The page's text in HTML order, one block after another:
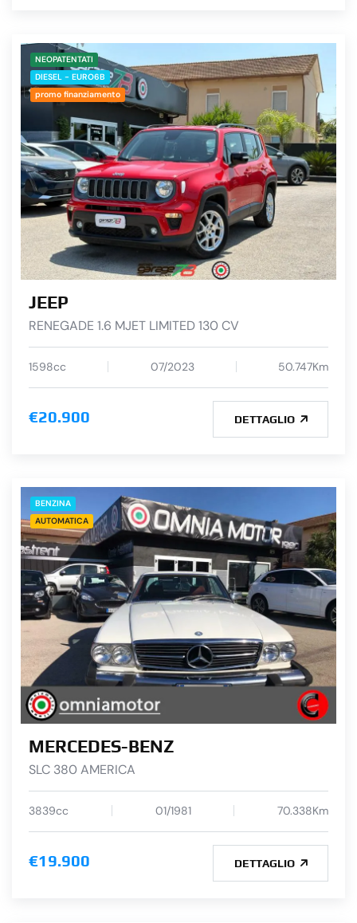
NEOPATENTATI
DIESEL - EURO6B
promo finanziamento
JEEP
RENEGADE 1.6 MJET LIMITED 130 CV
1598cc 07/2023 50.747Km
€20.900 DETTAGLIO
BENZINA
AUTOMATICA
MERCEDES-BENZ
SLC 380 AMERICA
3839cc 01/1981 70.338Km
€19.900 DETTAGLIO